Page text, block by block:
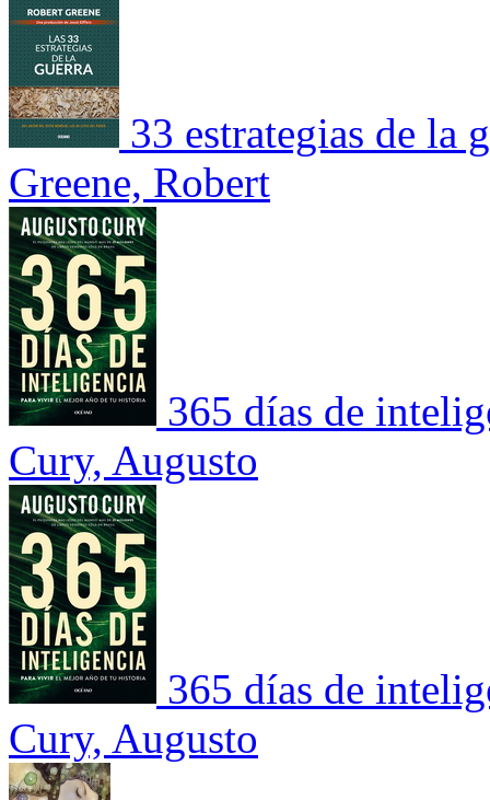
33 estrategias de la
Greene, Robert
365 días de
Cury, Augusto
365 días de
Cury, Augusto